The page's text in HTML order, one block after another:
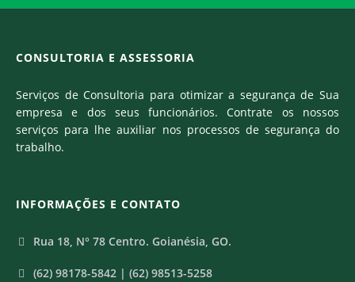
CONSULTORIA E ASSESSORIA
Serviços de Consultoria para otimizar a segurança de Sua
empresa e dos seus funcionários. Contrate os nossos
serviços para lhe auxiliar nos processos de segurança do
trabalho.
INFORMAÇÕES E CONTATO
Rua 18, N° 78 Centro. Goianésia, GO.
(62) 98178-5842 | (62) 98513-5258